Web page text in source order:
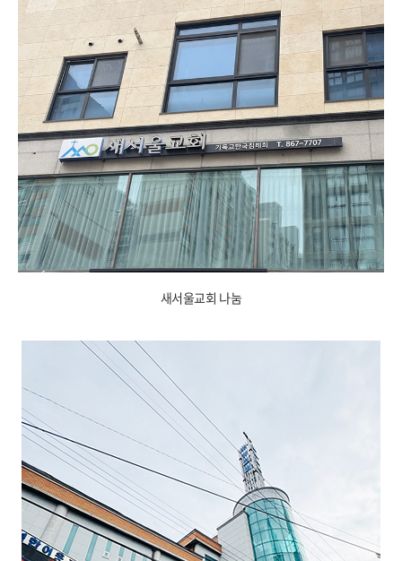
새서울교회 나눔